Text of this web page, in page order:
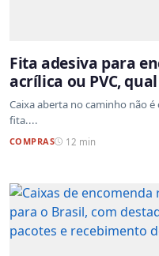
Fita adesiva para
acrílica ou PVC,
Caixa aberta no caminho não
fita....
COMPRAS 12 min